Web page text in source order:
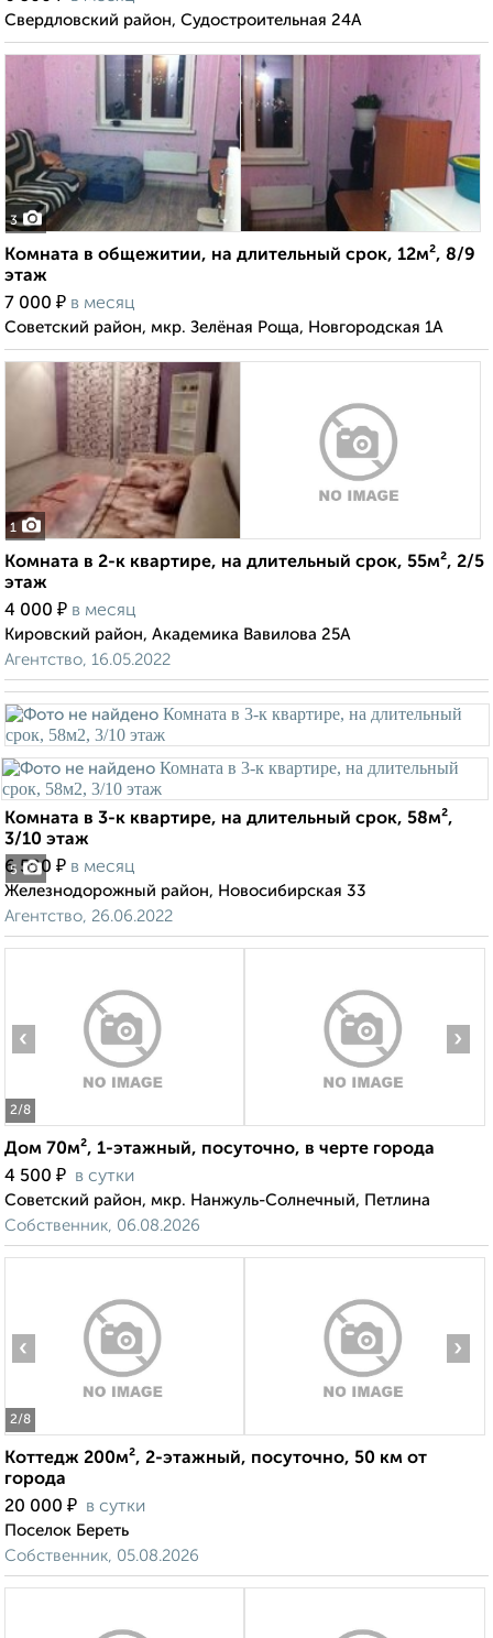
Свердловский район, Судостроительная 24А
3
Комната в общежитии, на длительный срок, 12м², 8/9
этаж
7 000 ₽ в месяц
Советский район, мкр. Зелёная Роща, Новгородская 1А
1
Комната в 2-к квартире, на длительный срок, 55м², 2/5
этаж
4 000 ₽ в месяц
Кировский район, Академика Вавилова 25А
Агентство, 16.05.2022
5
Комната в 3-к квартире, на длительный срок, 58м²,
3/10 этаж
6 500 ₽ в месяц
Железнодорожный район, Новосибирская 33
Агентство, 26.06.2022
2/8
‹ ›
Дом 70м², 1-этажный, посуточно, в черте города
4 500 ₽ в сутки
Советский район, мкр. Нанжуль-Солнечный, Петлина
Собственник, 06.08.2026
2/8
‹ ›
Коттедж 200м², 2-этажный, посуточно, 50 км от
города
20 000 ₽ в сутки
Поселок Береть
Собственник, 05.08.2026